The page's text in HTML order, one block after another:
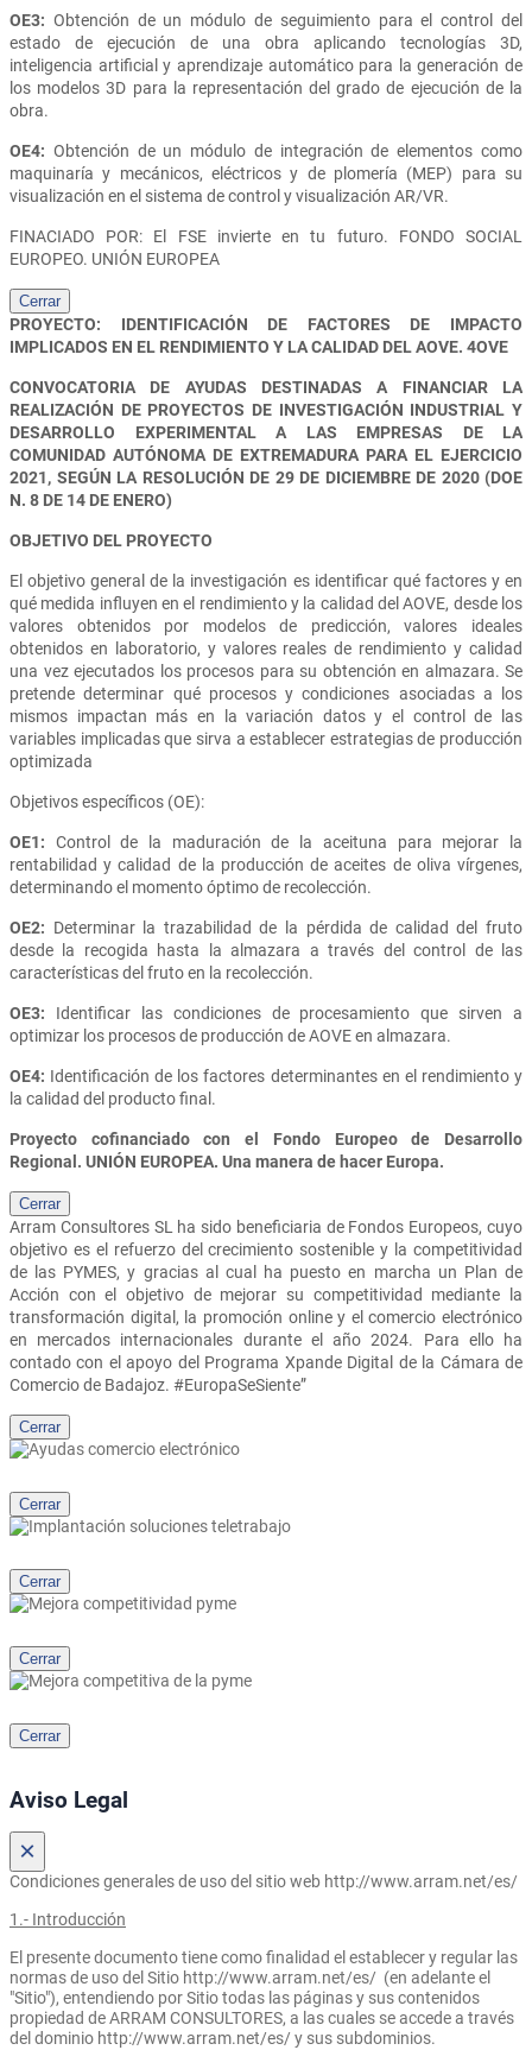
OE3: Obtención de un módulo de seguimiento para el control del
estado de ejecución de una obra aplicando tecnologías 3D,
inteligencia artificial y aprendizaje automático para la generación de
los modelos 3D para la representación del grado de ejecución de la
obra.
OE4: Obtención de un módulo de integración de elementos como
maquinaría y mecánicos, eléctricos y de plomería (MEP) para su
visualización en el sistema de control y visualización AR/VR.
FINACIADO POR: El FSE invierte en tu futuro. FONDO SOCIAL
EUROPEO. UNIÓN EUROPEA
Cerrar
PROYECTO: IDENTIFICACIÓN DE FACTORES DE IMPACTO
IMPLICADOS EN EL RENDIMIENTO Y LA CALIDAD DEL AOVE. 4OVE
CONVOCATORIA DE AYUDAS DESTINADAS A FINANCIAR LA
REALIZACIÓN DE PROYECTOS DE INVESTIGACIÓN INDUSTRIAL Y
DESARROLLO EXPERIMENTAL A LAS EMPRESAS DE LA
COMUNIDAD AUTÓNOMA DE EXTREMADURA PARA EL EJERCICIO
2021, SEGÚN LA RESOLUCIÓN DE 29 DE DICIEMBRE DE 2020 (DOE
N. 8 DE 14 DE ENERO)
OBJETIVO DEL PROYECTO
El objetivo general de la investigación es identificar qué factores y en
qué medida influyen en el rendimiento y la calidad del AOVE, desde los
valores obtenidos por modelos de predicción, valores ideales
obtenidos en laboratorio, y valores reales de rendimiento y calidad
una vez ejecutados los procesos para su obtención en almazara. Se
pretende determinar qué procesos y condiciones asociadas a los
mismos impactan más en la variación datos y el control de las
variables implicadas que sirva a establecer estrategias de producción
optimizada
Objetivos específicos (OE):
OE1: Control de la maduración de la aceituna para mejorar la
rentabilidad y calidad de la producción de aceites de oliva vírgenes,
determinando el momento óptimo de recolección.
OE2: Determinar la trazabilidad de la pérdida de calidad del fruto
desde la recogida hasta la almazara a través del control de las
características del fruto en la recolección.
OE3: Identificar las condiciones de procesamiento que sirven a
optimizar los procesos de producción de AOVE en almazara.
OE4: Identificación de los factores determinantes en el rendimiento y
la calidad del producto final.
Proyecto cofinanciado con el Fondo Europeo de Desarrollo
Regional. UNIÓN EUROPEA. Una manera de hacer Europa.
Cerrar
Arram Consultores SL
ha sido beneficiaria de Fondos Europeos, cuyo
objetivo es el refuerzo del crecimiento sostenible y la competitividad
de las PYMES, y gracias al cual ha puesto en marcha un Plan de
Acción con el objetivo de mejorar su competitividad mediante la
transformación digital, la promoción online y el comercio electrónico
en mercados internacionales durante el año 2024. Para ello ha
contado con el apoyo del Programa Xpande Digital de la Cámara de
Comercio de Badajoz. #EuropaSeSiente”
Cerrar
Cerrar
Cerrar
Cerrar
Cerrar
Aviso Legal
×
Condiciones generales de uso del sitio web http://www.arram.net/es/
1.- Introducción
El presente documento tiene como finalidad el establecer y regular las
normas de uso del Sitio http://www.arram.net/es/ (en adelante el
"Sitio"), entendiendo por Sitio todas las páginas y sus contenidos
propiedad de ARRAM CONSULTORES, a las cuales se accede a través
del dominio http://www.arram.net/es/ y sus subdominios.